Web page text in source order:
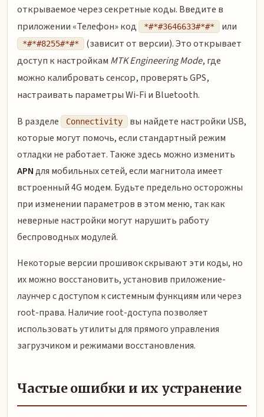
открываемое через секретные коды. Введите в
приложении «Телефон» код
*#*#3646633#*#* или
*#*#8255#*#*
(зависит от версии). Это открывает
доступ к настройкам MTK Engineering Mode, где
можно калибровать сенсор, проверять GPS,
настраивать параметры Wi-Fi и Bluetooth.
В разделе Connectivity
вы найдете настройки USB,
которые могут помочь, если стандартный режим
отладки не работает. Также здесь можно изменить
APNдля мобильных сетей, если магнитола имеет
встроенный 4G модем. Будьте предельно осторожны
при изменении параметров в этом меню, так как
неверные настройки могут нарушить работу
беспроводных модулей.
Некоторые версии прошивок скрывают эти коды, но
их можно восстановить, установив приложение-
лаунчер с доступом к системным функциям или через
root-права. Наличие root-доступа позволяет
использовать утилиты для прямого управления
загрузчиком и режимами восстановления.
Частые ошибки и их устранение